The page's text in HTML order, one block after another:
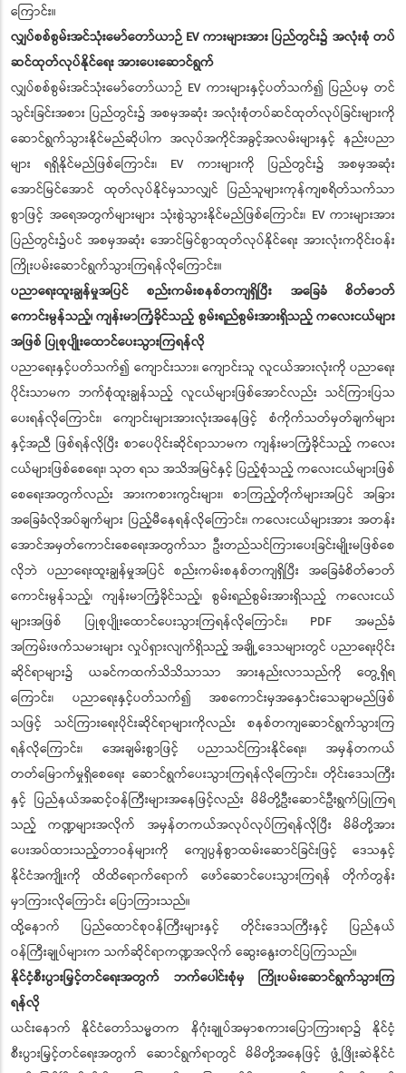
ကြောင်း။
လျှပ်စစ်စွမ်းအင်သုံးမော်တော်ယာဉ် EV ကားများအား ပြည်တွင်း၌ အလုံးစုံ တပ်
ဆင်ထုတ်လုပ်နိုင်ရေး အားပေးဆောင်ရွက်
လျှပ်စစ်စွမ်းအင်သုံးမော်တော်ယာဉ် EV ကားများနှင့်ပတ်သက်၍ ပြည်ပမှ တင်
သွင်းခြင်းအစား ပြည်တွင်း၌ အစမှအဆုံး အလုံးစုံတပ်ဆင်ထုတ်လုပ်ခြင်းများကို
ဆောင်ရွက်သွားနိုင်မည်ဆိုပါက အလုပ်အကိုင်အခွင့်အလမ်းများနှင့် နည်းပညာ
များ ရရှိနိုင်မည်ဖြစ်ကြောင်း၊ EV ကားများကို ပြည်တွင်း၌ အစမှအဆုံး
အောင်မြင်အောင် ထုတ်လုပ်နိုင်မှသာလျှင် ပြည်သူများကုန်ကျစရိတ်သက်သာ
စွာဖြင့် အရေအတွက်များများ သုံးစွဲသွားနိုင်မည်ဖြစ်ကြောင်း၊ EV ကားများအား
ပြည်တွင်း၌ပင် အစမှအဆုံး အောင်မြင်စွာထုတ်လုပ်နိုင်ရေး အားလုံးကဝိုင်းဝန်း
ကြိုးပမ်းဆောင်ရွက်သွားကြရန်လိုကြောင်း။
ပညာရေးထူးချွန်မှုအပြင် စည်းကမ်းစနစ်တကျရှိပြီး အခြေခံ စိတ်ဓာတ်
ကောင်းမွန်သည့်၊ ကျန်းမာကြံ့ခိုင်သည့် စွမ်းရည်စွမ်းအားရှိသည့် ကလေးငယ်များ
အဖြစ် ပြုစုပျိုးထောင်ပေးသွားကြရန်လို
ပညာရေးနှင့်ပတ်သက်၍ ကျောင်းသား၊ ကျောင်းသူ လူငယ်အားလုံးကို ပညာရေး
ပိုင်းသာမက ဘက်စုံထူးချွန်သည့် လူငယ်များဖြစ်အောင်လည်း သင်ကြားပြသ
ပေးရန်လိုကြောင်း၊ ကျောင်းများအားလုံးအနေဖြင့် စံကိုက်သတ်မှတ်ချက်များ
နှင့်အညီ ဖြစ်ရန်လိုပြီး စာပေပိုင်းဆိုင်ရာသာမက ကျန်းမာကြံ့ခိုင်သည့် ကလေး
ငယ်များဖြစ်စေရေး၊ သုတ ရသ အသိအမြင်နှင့် ပြည့်စုံသည့် ကလေးငယ်များဖြစ်
စေရေးအတွက်လည်း အားကစားကွင်းများ၊ စာကြည့်တိုက်များအပြင် အခြား
အခြေခံလိုအပ်ချက်များ ပြည့်မီနေရန်လိုကြောင်း၊ ကလေးငယ်များအား အတန်း
အောင်အမှတ်ကောင်းစေရေးအတွက်သာ ဦးတည်သင်ကြားပေးခြင်းမျိုးမဖြစ်စေ
လိုဘဲ ပညာရေးထူးချွန်မှုအပြင် စည်းကမ်းစနစ်တကျရှိပြီး အခြေခံစိတ်ဓာတ်
ကောင်းမွန်သည့်၊ ကျန်းမာကြံ့ခိုင်သည့်၊ စွမ်းရည်စွမ်းအားရှိသည့် ကလေးငယ်
များအဖြစ် ပြုစုပျိုးထောင်ပေးသွားကြရန်လိုကြောင်း၊ PDF အမည်ခံ
အကြမ်းဖက်သမားများ လှုပ်ရှားလျက်ရှိသည့် အချို့ဒေသများတွင် ပညာရေးပိုင်း
ဆိုင်ရာများ၌ ယခင်ကထက်သိသိသာသာ အားနည်းလာသည်ကို တွေ့ရှိရ
ကြောင်း၊ ပညာရေးနှင့်ပတ်သက်၍ အစကောင်းမှအနှောင်းသေချာမည်ဖြစ်
သဖြင့် သင်ကြားရေးပိုင်းဆိုင်ရာများကိုလည်း စနစ်တကျဆောင်ရွက်သွားကြ
ရန်လိုကြောင်း၊ အေးချမ်းစွာဖြင့် ပညာသင်ကြားနိုင်ရေး၊ အမှန်တကယ်
တတ်မြောက်မှုရှိစေရေး ဆောင်ရွက်ပေးသွားကြရန်လိုကြောင်း၊ တိုင်းဒေသကြီး
နှင့် ပြည်နယ်အဆင့်ဝန်ကြီးများအနေဖြင့်လည်း မိမိတို့ဦးဆောင်ဦးရွက်ပြုကြရ
သည့် ကဏ္ဍများအလိုက် အမှန်တကယ်အလုပ်လုပ်ကြရန်လိုပြီး မိမိတို့အား
ပေးအပ်ထားသည့်တာဝန်များကို ကျေပွန်စွာထမ်းဆောင်ခြင်းဖြင့် ဒေသနှင့်
နိုင်ငံအကျိုးကို ထိထိရောက်ရောက် ဖော်ဆောင်ပေးသွားကြရန် တိုက်တွန်း
မှာကြားလိုကြောင်း ပြောကြားသည်။
ထို့နောက် ပြည်ထောင်စုဝန်ကြီးများနှင့် တိုင်းဒေသကြီးနှင့် ပြည်နယ်
ဝန်ကြီးချုပ်များက သက်ဆိုင်ရာကဏ္ဍအလိုက် ဆွေးနွေးတင်ပြကြသည်။
နိုင်ငံ့စီးပွားမြှင့်တင်ရေးအတွက် ဘက်ပေါင်းစုံမှ ကြိုးပမ်းဆောင်ရွက်သွားကြ
ရန်လို
ယင်းနောက် နိုင်ငံတော်သမ္မတက နိဂုံးချုပ်အမှာစကားပြောကြားရာ၌ နိုင်ငံ့
စီးပွားမြှင့်တင်ရေးအတွက် ဆောင်ရွက်ရာတွင် မိမိတို့အနေဖြင့် ဖွံ့ဖြိုးဆဲနိုင်ငံ